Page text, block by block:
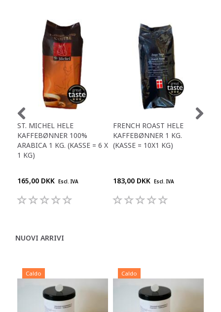
ST. MICHEL HELE
KAFFEBØNNER 100%
ARABICA 1 KG. (KASSE = 6 X
1 KG)
165,00 DKK Escl. IVA
FRENCH ROAST HELE
KAFFEBØNNER 1 KG.
(KASSE = 10X1 KG)
183,00 DKK Escl. IVA
NUOVI ARRIVI
Caldo Caldo